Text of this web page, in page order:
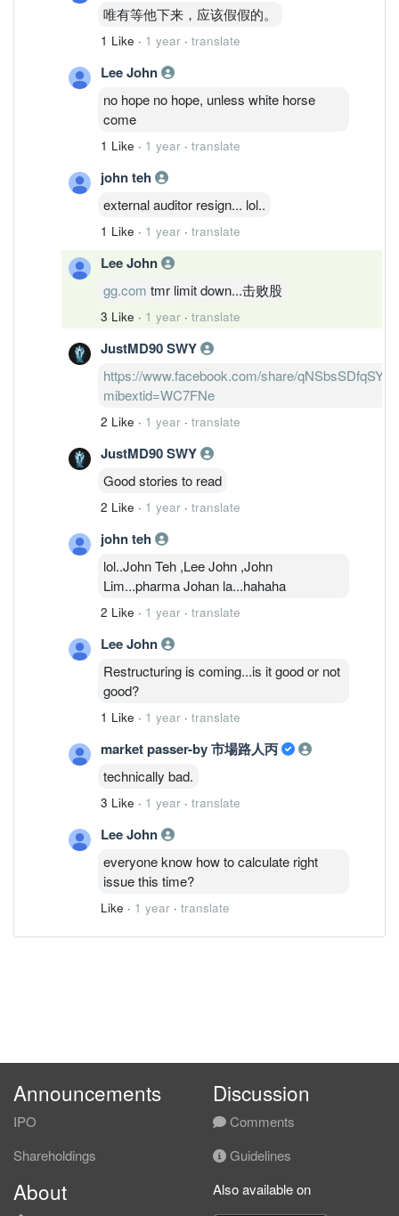
唯有等他下来，应该假假的。
1 Like · 1 year · translate
Lee John
no hope no hope, unless white horse
come
1 Like · 1 year · translate
john teh
external auditor resign... lol..
1 Like · 1 year · translate
Lee John
gg.com tmr limit down...击败股
3 Like · 1 year · translate
JustMD90 SWY
https://www.facebook.com/share/
mibextid=WC7FNe
2 Like · 1 year · translate
JustMD90 SWY
Good stories to read
2 Like · 1 year · translate
john teh
lol..John Teh ,Lee John ,John
Lim...pharma Johan la...hahaha
2 Like · 1 year · translate
Lee John
Restructuring is coming...is it good or not
good?
1 Like · 1 year · translate
market passer-by 市場路人丙
technically bad.
3 Like · 1 year · translate
Lee John
everyone know how to calculate right
issue this time?
Like · 1 year · translate
Announcements
IPO
Shareholdings
Discussion
Comments
Guidelines
About Also available on